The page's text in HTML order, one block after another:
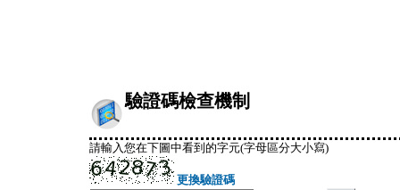
驗證碼檢查機制
請輸入您在下圖中看到的字元(字母區分大小寫)
更換驗證碼